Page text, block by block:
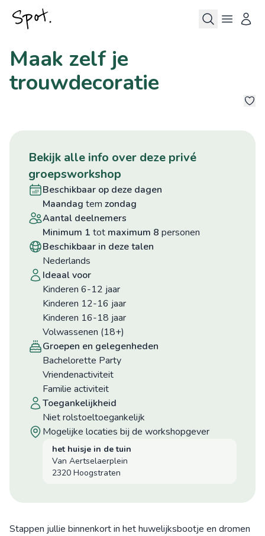
Maak zelf je
trouwdecoratie
bekijk alle info over deze privé
groepsworkshop
beschikbaar op deze dagen
maandag tem zondag
aantal deelnemers
minimum 1 tot maximum 8 personen
beschikbaar in deze talen
Nederlands
ideaal voor
Kinderen 6-12 jaar
Kinderen 12-16 jaar
Kinderen 16-18 jaar
Volwassenen (18+)
groepen en gelegenheden
Bachelorette Party
Vriendenactiviteit
Familie activiteit
toegankelijkheid
niet rolstoeltoegankelijk
mogelijke locaties bij de workshopgever
het huisje in de tuin
Van Aertselaerplein
2320 Hoogstraten
Stappen jullie binnenkort in het huwelijksbootje en dromen